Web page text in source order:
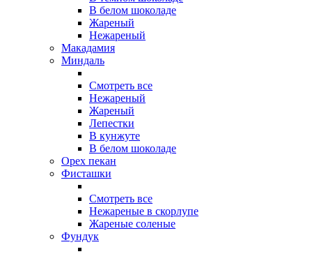
В белом шоколаде
Жареный
Нежареный
Макадамия
Миндаль
Смотреть все
Нежареный
Жареный
Лепестки
В кунжуте
В белом шоколаде
Орех пекан
Фисташки
Смотреть все
Нежареные в скорлупе
Жареные соленые
Фундук